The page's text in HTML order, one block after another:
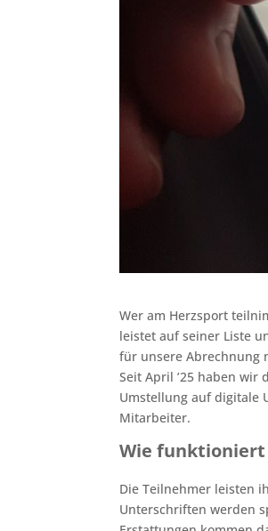
Wer am Herzsport
leistet auf seiner Liste
für unsere Abrechnung
Seit April ’25 haben
Umstellung auf digitale
Mitarbeiter.
Wie funktioniert
Die Teilnehmer leisten
Unterschriften werden